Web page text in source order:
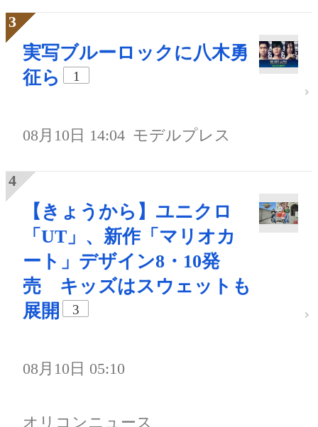
実写ブルーロックに八木勇
征ら
1
08月10日 14:04 モデルプレス
【きょうから】ユニクロ
「UT」、新作「マリオカ
ート」デザイン8・10発
売 キッズはスウェットも
展開
3
08月10日 05:10
オリコンニュース